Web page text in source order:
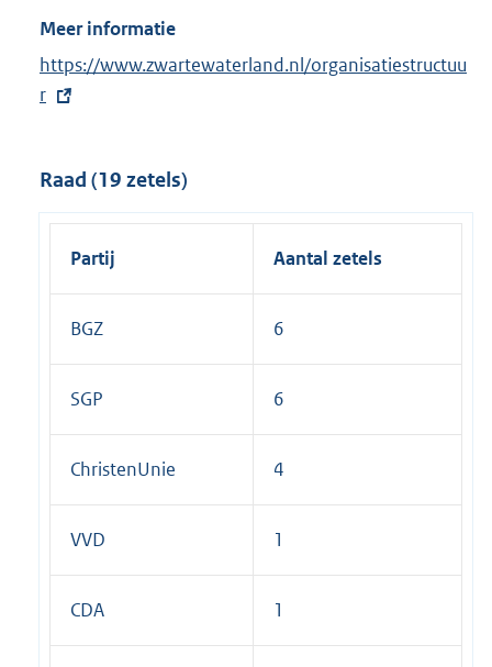
Meer informatie
E
x
r
n
https://www.zwartewaterland.nl/organisatiestructuu
r
Raad (19 zetels)
Partij Aantal zetels
BGZ 6
SGP 6
ChristenUnie 4
VVD 1
CDA 1